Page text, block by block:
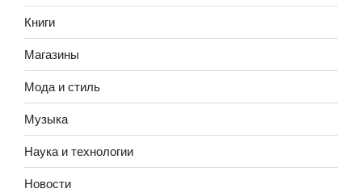
Книги
Магазины
Мода и стиль
Музыка
Наука и технологии
Новости